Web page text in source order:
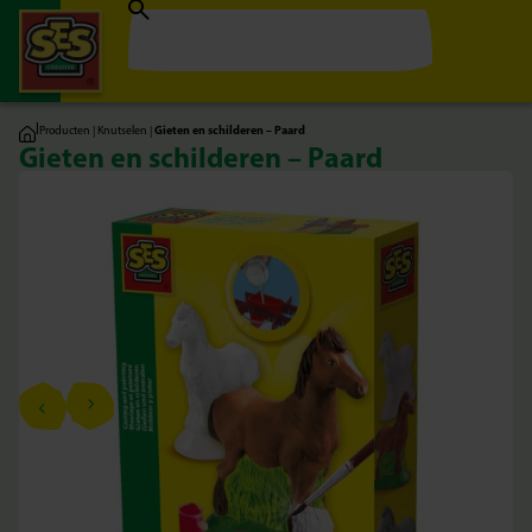
|Producten | Knutselen |Gieten en schilderen – Paard
Gieten en schilderen – Paard